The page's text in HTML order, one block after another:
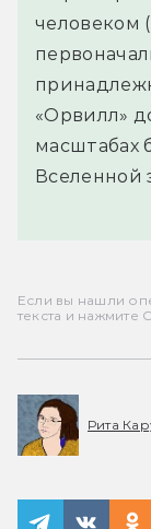
человеком
«Орвилл»
масштабах
Вселенной
Если вы нашли
текста и нажмите
Рита